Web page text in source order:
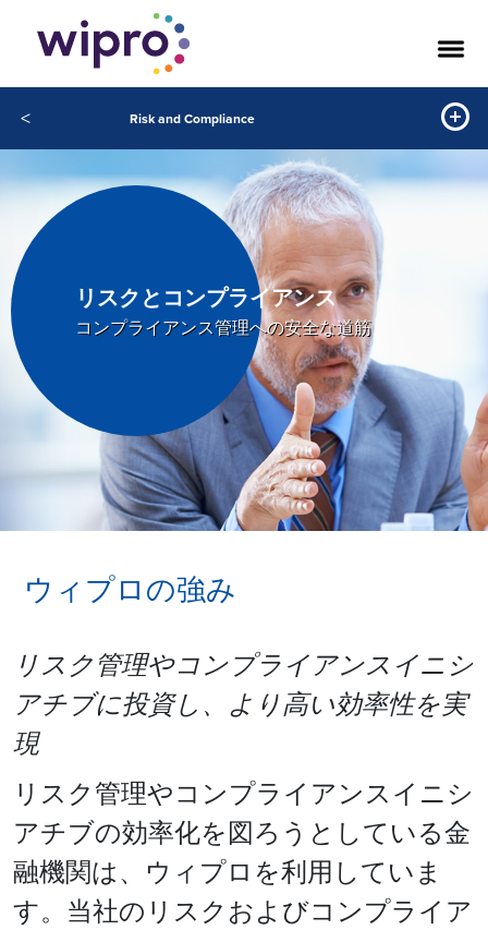
< Risk and Compliance
リスクとコンプライアンス
コンプライアンス管理への安全な道筋
ウィプロの強み
リスク管理やコンプライアンスイニシ
アチブに投資し、より高い効率性を実
現
リスク管理やコンプライアンスイニシ
アチブの効率化を図ろうとしている金
融機関は、ウィプロを利用していま
す。当社のリスクおよびコンプライア